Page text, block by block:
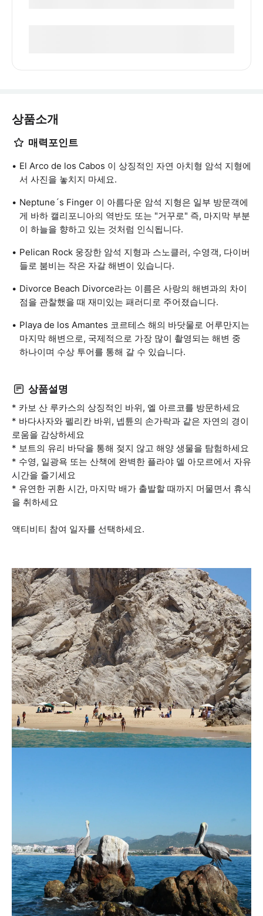
상품소개
매력포인트
El Arco de los Cabos 이 상징적인 자연 아치형 암석 지형에
서 사진을 놓치지 마세요.
Neptune´s Finger 이 아름다운 암석 지형은 일부 방문객에
게 바하 캘리포니아의 역반도 또는 "거꾸로" 즉, 마지막 부분
이 하늘을 향하고 있는 것처럼 인식됩니다.
Pelican Rock 웅장한 암석 지형과 스노클러, 수영객, 다이버
들로 붐비는 작은 자갈 해변이 있습니다.
Divorce Beach Divorce라는 이름은 사랑의 해변과의 차이
점을 관찰했을 때 재미있는 패러디로 주어졌습니다.
Playa de los Amantes 코르테스 해의 바닷물로 어루만지는
마지막 해변으로, 국제적으로 가장 많이 촬영되는 해변 중
하나이며 수상 투어를 통해 갈 수 있습니다.
상품설명
* 카보 산 루카스의 상징적인 바위, 엘 아르코를 방문하세요
* 바다사자와 펠리칸 바위, 넵튠의 손가락과 같은 자연의 경이
로움을 감상하세요
* 보트의 유리 바닥을 통해 젖지 않고 해양 생물을 탐험하세요
* 수영, 일광욕 또는 산책에 완벽한 플라야 델 아모르에서 자유
시간을 즐기세요
* 유연한 귀환 시간, 마지막 배가 출발할 때까지 머물면서 휴식
을 취하세요
액티비티 참여 일자를 선택하세요.